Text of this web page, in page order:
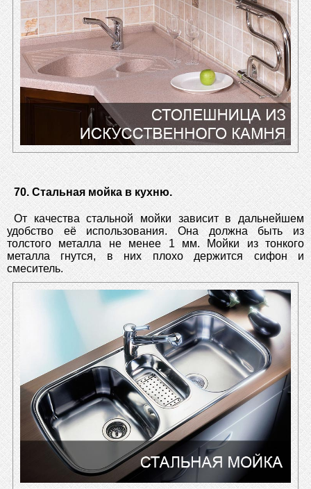
70. Стальная мойка в кухню.
От качества стальной мойки зависит в дальнейшем
удобство её использования. Она должна быть из
толстого металла не менее 1 мм. Мойки из тонкого
металла гнутся, в них плохо держится сифон и
смеситель.